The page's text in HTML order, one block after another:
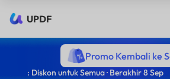
UPDF
Promo Kembali ke
: Diskon untuk Semua · Berakhir 8 Sep